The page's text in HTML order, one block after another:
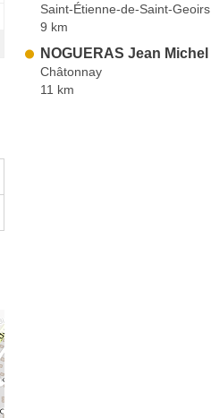
Saint-Étienne-de-Saint-Geoirs
9 km
NOGUERAS Jean Michel
Châtonnay
11 km